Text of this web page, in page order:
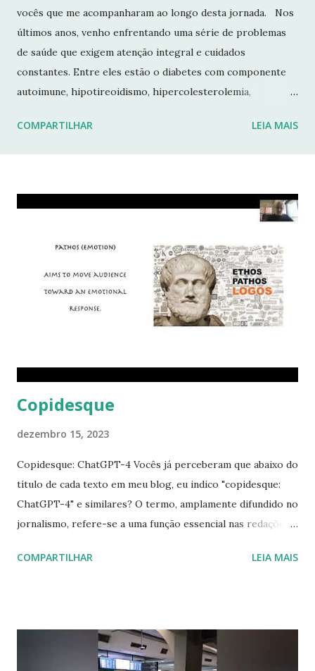
vocês que me acompanharam ao longo desta jornada. Nos
últimos anos, venho enfrentando uma série de problemas
de saúde que exigem atenção integral e cuidados
constantes. Entre eles estão o diabetes com componente
autoimune, hipotireoidismo, hipercolesterolemia,
fraturas. Esses desafios têm impactado profundamente
Não posso garantir quando — ou se — retornarei. Neste
saúde e buscar qualidade de vida dentro das limitações que
enfrento. Quero agradecer imensamente a cada um de
vocês que esteve comigo, que leu, comentou, compartilho...
COMPARTILHAR LEIA MAIS
Copidesque
dezembro 15, 2023
Copidesque: ChatGPT-4 Vocês já perceberam que abaixo do
título de cada texto em meu blog, eu indico "copidesque:
ChatGPT-4" e similares? O termo, amplamente difundido no
jornalismo, refere-se a uma função essencial nas redações,
inglês "copydesk", termo que descreve um setor nas
comunicação, a correção da diagramação e da página de
publicação, a adequação das imagens e possíveis erros de
COMPARTILHAR LEIA MAIS